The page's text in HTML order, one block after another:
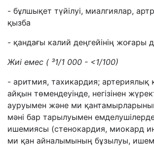
- бұлшықет түйілуі, миалгиялар,
қызба
- қандағы калий деңгейінің жоғары
Жиі емес ( ³1/1 000 - <1/100)
- аритмия, тахикардия;
айқын төмендеуінде, негізінен
ауруымен және ми
мәні бар тарылуымен
ишемиясы (стенокардия, миокард
ми қан айналымының бұзылуы,